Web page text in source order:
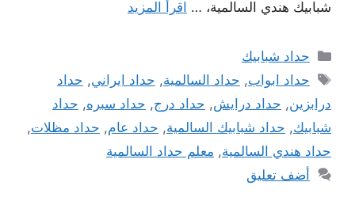
شبابيك هندي السالمية، … اقرأ المزيد
التصنيفات
حداد شبابيك
الوسوم
حداد ابواب, حداد السالمية, حداد ايراني, حداد
درابزين, حداد درايش, حداد درج, حداد سبره, حداد
شبابيك, حداد شبابيك السالمية, حداد عام, حداد مظلات,
حداد هندي السالمية, معلم حداد السالمية
أضف تعليق